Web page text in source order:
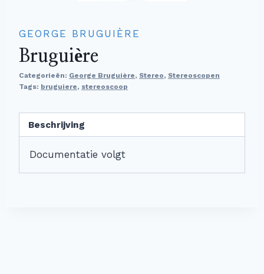
GEORGE BRUGUIÈRE
Bruguière
Categorieën: George Bruguière, Stereo, Stereoscopen
Tags: bruguiere, stereoscoop
Beschrijving
Documentatie volgt